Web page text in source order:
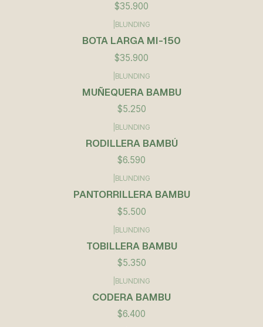
$35.900
BLUNDING
BOTA LARGA MI-150
$35.900
BLUNDING
MUÑEQUERA BAMBU
$5.250
BLUNDING
RODILLERA BAMBÚ
$6.590
BLUNDING
PANTORRILLERA BAMBU
$5.500
BLUNDING
TOBILLERA BAMBU
$5.350
BLUNDING
CODERA BAMBU
$6.400